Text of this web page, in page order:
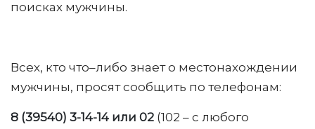
поисках мужчины.
Всех, кто что–либо знает о местонахождении
мужчины, просят сообщить по телефонам:
8 (39540) 3-14-14 или 02 (102 – с любого